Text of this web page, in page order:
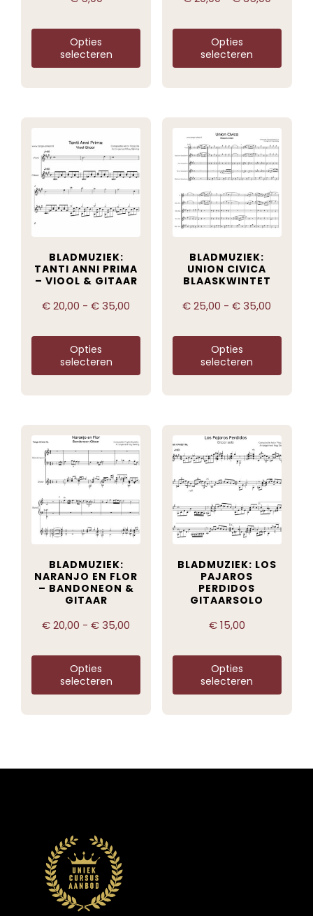
Opties
selecteren
Opties
selecteren
BLADMUZIEK:
TANTI ANNI PRIMA
– VIOOL & GITAAR
€20,00 - €35,00
Opties
selecteren
BLADMUZIEK:
UNION CIVICA
BLAASKWINTET
€25,00 - €35,00
Opties
selecteren
BLADMUZIEK:
NARANJO EN FLOR
– BANDONEON &
GITAAR
€20,00 - €35,00
Opties
selecteren
BLADMUZIEK: LOS
PAJAROS
PERDIDOS
GITAARSOLO
€15,00
Opties
selecteren